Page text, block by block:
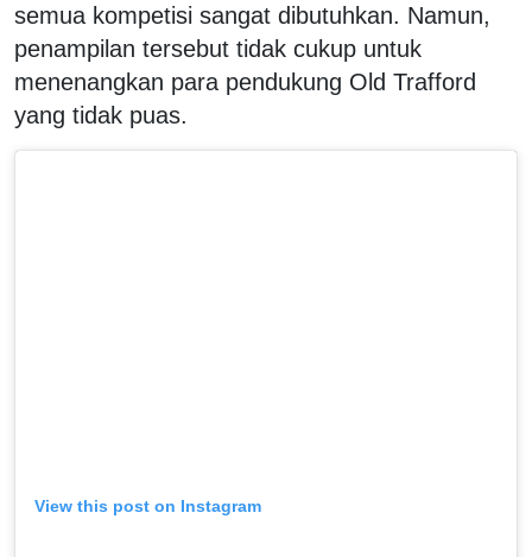
semua kompetisi sangat dibutuhkan. Namun,
penampilan tersebut tidak cukup untuk
menenangkan para pendukung Old Trafford
yang tidak puas.
View this post on Instagram